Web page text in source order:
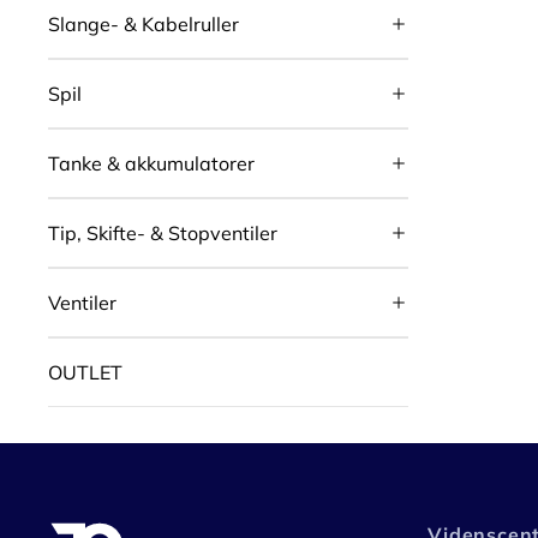
Slange- & Kabelruller
Spil
Tanke & akkumulatorer
Tip, Skifte- & Stopventiler
Ventiler
OUTLET